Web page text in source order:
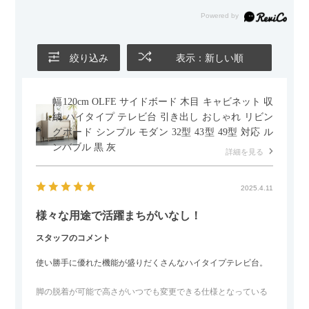
かせるため、普段はカウチとして使い、来客時には離してスツ
す。
絞り込み 表示：新しい順
幅120cm OLFE サイドボード 木目 キャビネット 収
納 ハイタイプ テレビ台 引き出し おしゃれ リビン
グボード シンプル モダン 32型 43型 49型 対応 ル
ンバブル 黒 灰
詳細を見る
2025.4.11
様々な用途で活躍まちがいなし！
スタッフのコメント
使い勝手に優れた機能が盛りだくさんなハイタイプテレビ台。
脚の脱着が可能で高さがいつでも変更できる仕様となっている